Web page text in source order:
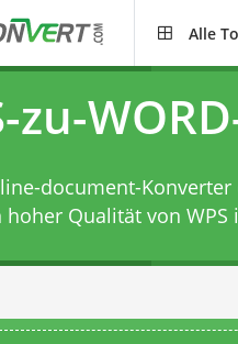
Alle
zu-
document-
hoher Qualität von WPS